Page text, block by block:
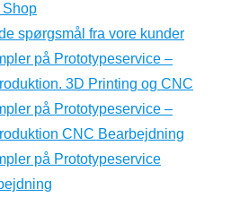
Shop
spørgsmål fra vore kunder
på Prototypeservice –
3D Printing og CNC
på Prototypeservice –
CNC Bearbejdning
på Prototypeservice